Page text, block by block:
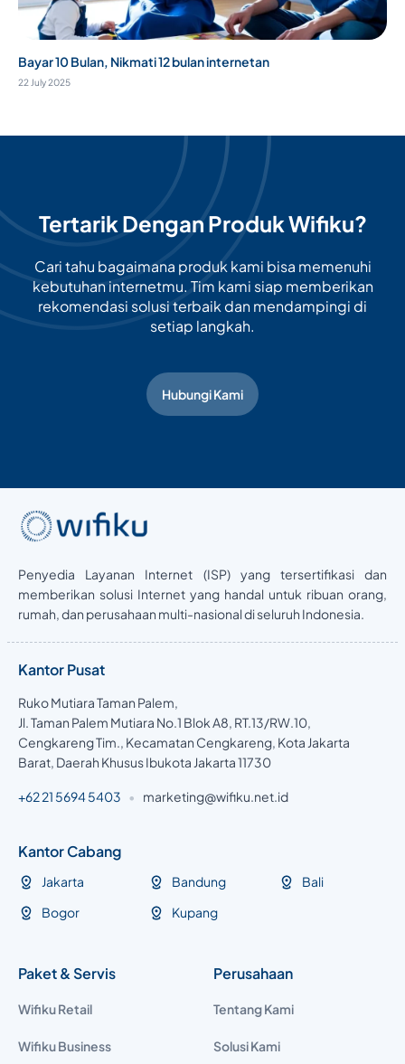
Bayar 10 Bulan, Nikmati 12 bulan internetan
22 July 2025
Tertarik Dengan Produk Wifiku?
Cari tahu bagaimana produk kami bisa memenuhi
kebutuhan internetmu. Tim kami siap memberikan
rekomendasi solusi terbaik dan mendampingi di
setiap langkah.
Hubungi Kami
Penyedia Layanan Internet (ISP) yang tersertifikasi dan
memberikan solusi Internet yang handal untuk ribuan orang,
rumah, dan perusahaan multi-nasional di seluruh Indonesia.
Kantor Pusat
Ruko Mutiara Taman Palem,
Jl. Taman Palem Mutiara No.1 Blok A8, RT.13/RW.10,
Cengkareng Tim., Kecamatan Cengkareng, Kota Jakarta
Barat, Daerah Khusus Ibukota Jakarta 11730
+62 21 5694 5403 • marketing@wifiku.net.id
Kantor Cabang
Jakarta
Bogor
Bandung
Kupang
Bali
Paket & Servis
Wifiku Retail
Wifiku Business
Perusahaan
Tentang Kami
Solusi Kami